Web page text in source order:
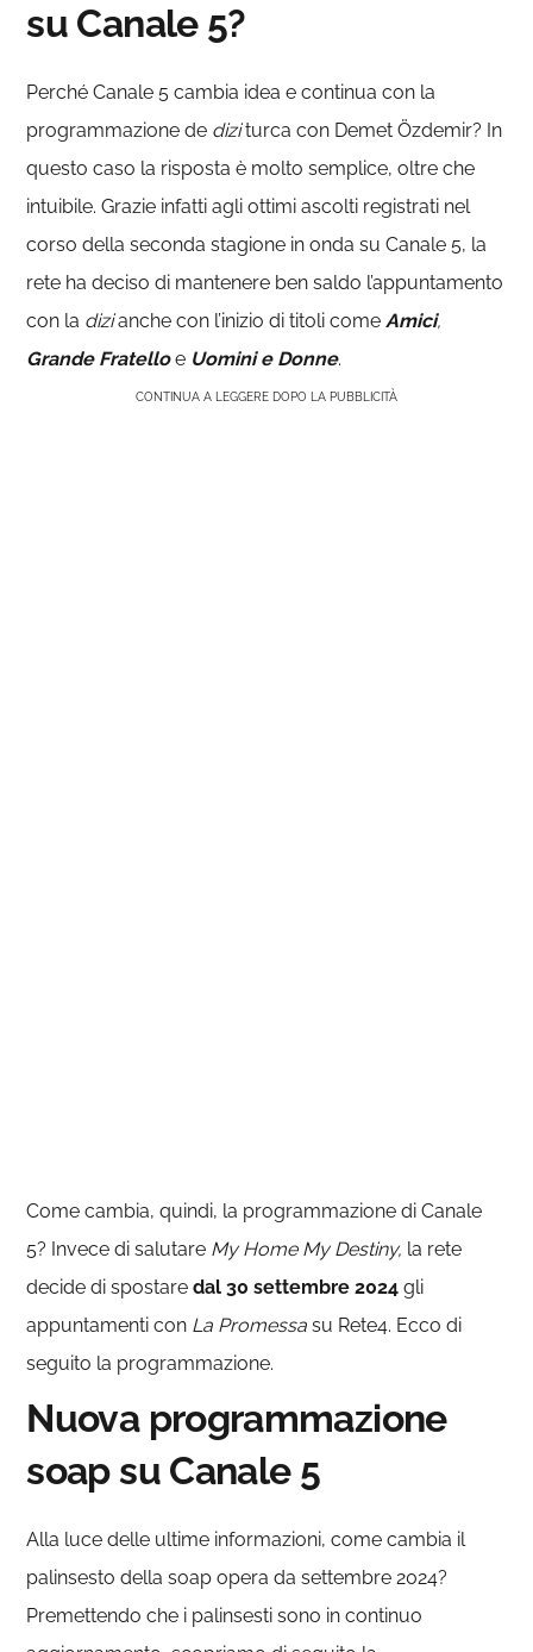
su Canale 5?
Perché Canale 5 cambia idea e continua con la
programmazione de diziturca con Demet Özdemir? In
questo caso la risposta è molto semplice, oltre che
intuibile. Grazie infatti agli ottimi ascolti registrati nel
corso della seconda stagione in onda su Canale 5, la
rete ha deciso di mantenere ben saldo l’appuntamento
con la dizianche con l’inizio di titoli come Amici,
Grande Fratello e Uomini e Donne.
CONTINUA A LEGGERE DOPO LA PUBBLICITÀ
Come cambia, quindi, la programmazione di Canale
5? Invece di salutare My Home My Destiny, la rete
decide di spostaredal 30 settembre 2024 gli
appuntamenti con La Promessasu Rete4. Ecco di
seguito la programmazione.
Nuova programmazione
soap su Canale 5
Alla luce delle ultime informazioni, come cambia il
palinsesto della soap opera da settembre 2024?
Premettendo che i palinsesti sono in continuo